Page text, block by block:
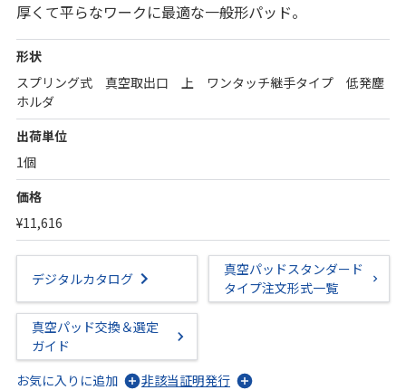
厚くて平らなワークに最適な一般形パッド。
形状
スプリング式 真空取出口 上 ワンタッチ継手タイプ 低発塵
ホルダ
出荷単位
1個
価格
¥11,616
デジタルカタログ
真空パッドスタンダード
タイプ注文形式一覧
真空パッド交換＆選定
ガイド
お気に入りに追加
非該当証明発行